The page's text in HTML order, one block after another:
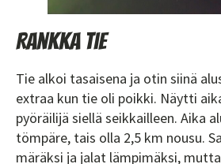
Rankka tie
Tie alkoi tasaisena ja otin siinä
extraa kun tie oli poikki. Näytti
pyöräilijä siellä seikkailleen. Aika
tömpäre, tais olla 2,5 km nousu.
märäksi ja jalat lämpimäksi,